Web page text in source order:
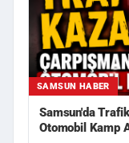
SAMSUN HABER
Samsun'da
Otomobil Kamp